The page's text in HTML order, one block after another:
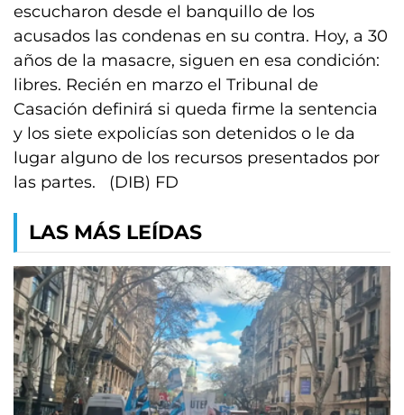
escucharon desde el banquillo de los
acusados las condenas en su contra. Hoy, a 30
años de la masacre, siguen en esa condición:
libres. Recién en marzo el Tribunal de
Casación definirá si queda firme la sentencia
y los siete expolicías son detenidos o le da
lugar alguno de los recursos presentados por
las partes. (DIB) FD
LAS MÁS LEÍDAS